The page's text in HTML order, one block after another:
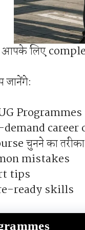
लिए
जानेंगे:
Programmes
career
चुनने का तरीका
mistakes
tips
ready skills